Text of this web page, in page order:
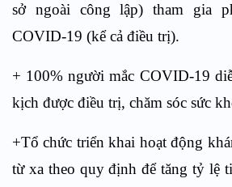
sở ngoài công lập) tham gia
COVID-19 (kể cả điều trị).
+ 100% người mắc COVID-19
kịch được điều trị, chăm sóc sức
+Tổ chức triển khai hoạt động
từ xa theo quy định để tăng tỷ lệ